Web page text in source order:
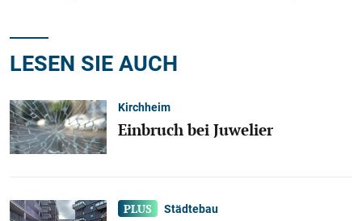
LESEN SIE AUCH
Kirchheim
Einbruch bei Juwelier
Städtebau